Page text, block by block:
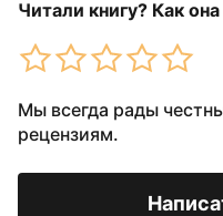
Читали книгу? Как
Мы всегда рады
рецензиям.